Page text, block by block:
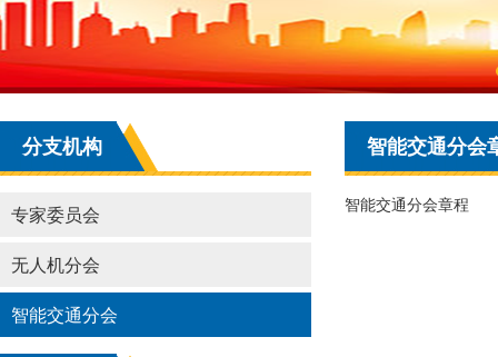
分支机构
专家委员会
无人机分会
智能交通分会
智能交通分会
智能交通分会章程